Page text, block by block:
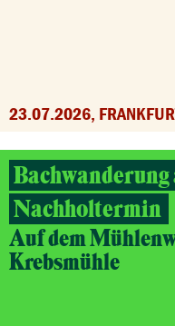
23.07.2026,
Nachholtermin
Auf dem
Krebsmühle